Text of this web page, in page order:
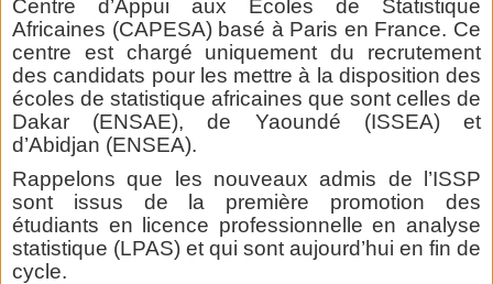
Centre d’Appui aux Ecoles de Statistique
Africaines (CAPESA) basé à Paris en France. Ce
centre est chargé uniquement du recrutement
des candidats pour les mettre à la disposition des
écoles de statistique africaines que sont celles de
Dakar (ENSAE), de Yaoundé (ISSEA) et
d’Abidjan (ENSEA).
Rappelons que les nouveaux admis de l’ISSP
sont issus de la première promotion des
étudiants en licence professionnelle en analyse
statistique (LPAS) et qui sont aujourd’hui en fin de
cycle.